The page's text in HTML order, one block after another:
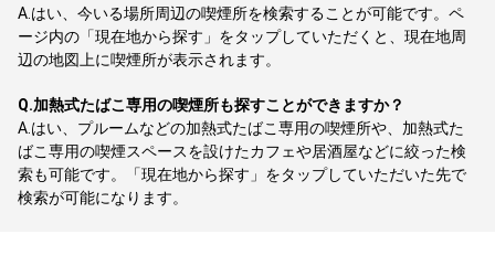
A. はい、今いる場所周辺の喫煙所を検索することが可能です。ペ
ージ内の「現在地から探す」をタップしていただくと、現在地周
辺の地図上に喫煙所が表示されます。
Q.加熱式たばこ専用の喫煙所も探すことができますか？
A. はい、プルームなどの加熱式たばこ専用の喫煙所や、加熱式た
ばこ専用の喫煙スペースを設けたカフェや居酒屋などに絞った検
索も可能です。「現在地から探す」をタップしていただいた先で
検索が可能になります。